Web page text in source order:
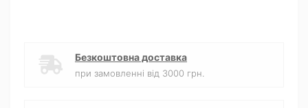
Безкоштовна доставка
при замовленні від 3000 грн.